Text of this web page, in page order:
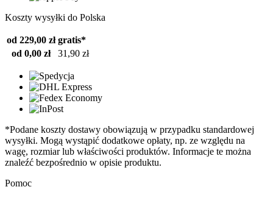
Koszty wysyłki do Polska
od 229,00 zł gratis*
od 0,00 zł
31,90 zł
*Podane koszty dostawy obowiązują w przypadku standardowej
wysyłki. Mogą wystąpić dodatkowe opłaty, np. ze względu na
wagę, rozmiar lub właściwości produktów. Informacje te można
znaleźć bezpośrednio w opisie produktu.
Pomoc